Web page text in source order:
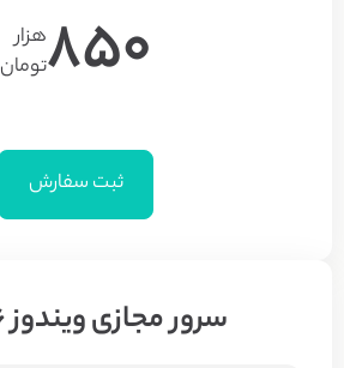
850هزار
تومان
ثبت سفارش
سرور مجازی ویندوز 16 گیگ